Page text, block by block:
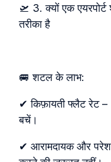
🛫 3. क्यों एक
तरीका है
🚐 शटल के लाभ:
✔ किफ़ायती फ्लैट रेट
बचें।
✔ आरामदायक और